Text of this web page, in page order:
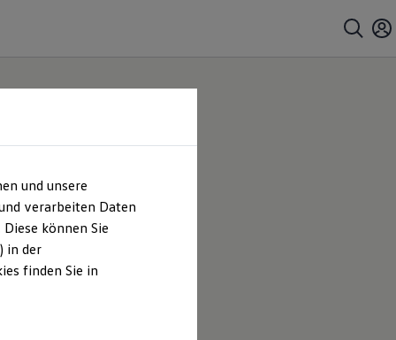
und unsere
verarbeiten Daten
können Sie
in der
finden Sie in